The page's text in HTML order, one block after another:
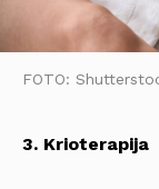
FOTO:
3. Krioterapija